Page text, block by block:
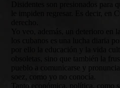
le impiden regresar. Es decir, en
Yo veo, además, un deterioro en
los cubanos es una lucha diaria
por ello la educación y la vida
obsoletas, sino que también la
pueblo a comunicarse y
soez, como yo no conocía.
Tanto económica, política, como